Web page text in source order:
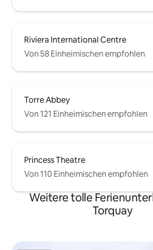
Riviera International Centre
Von 58 Einheimischen empfohlen
Torre Abbey
Von 121 Einheimischen empfohlen
Princess Theatre
Von 110 Einheimischen empfohlen
Weitere tolle
Torquay